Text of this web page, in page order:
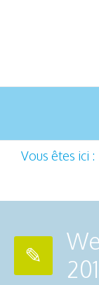
Vous êtes ici :